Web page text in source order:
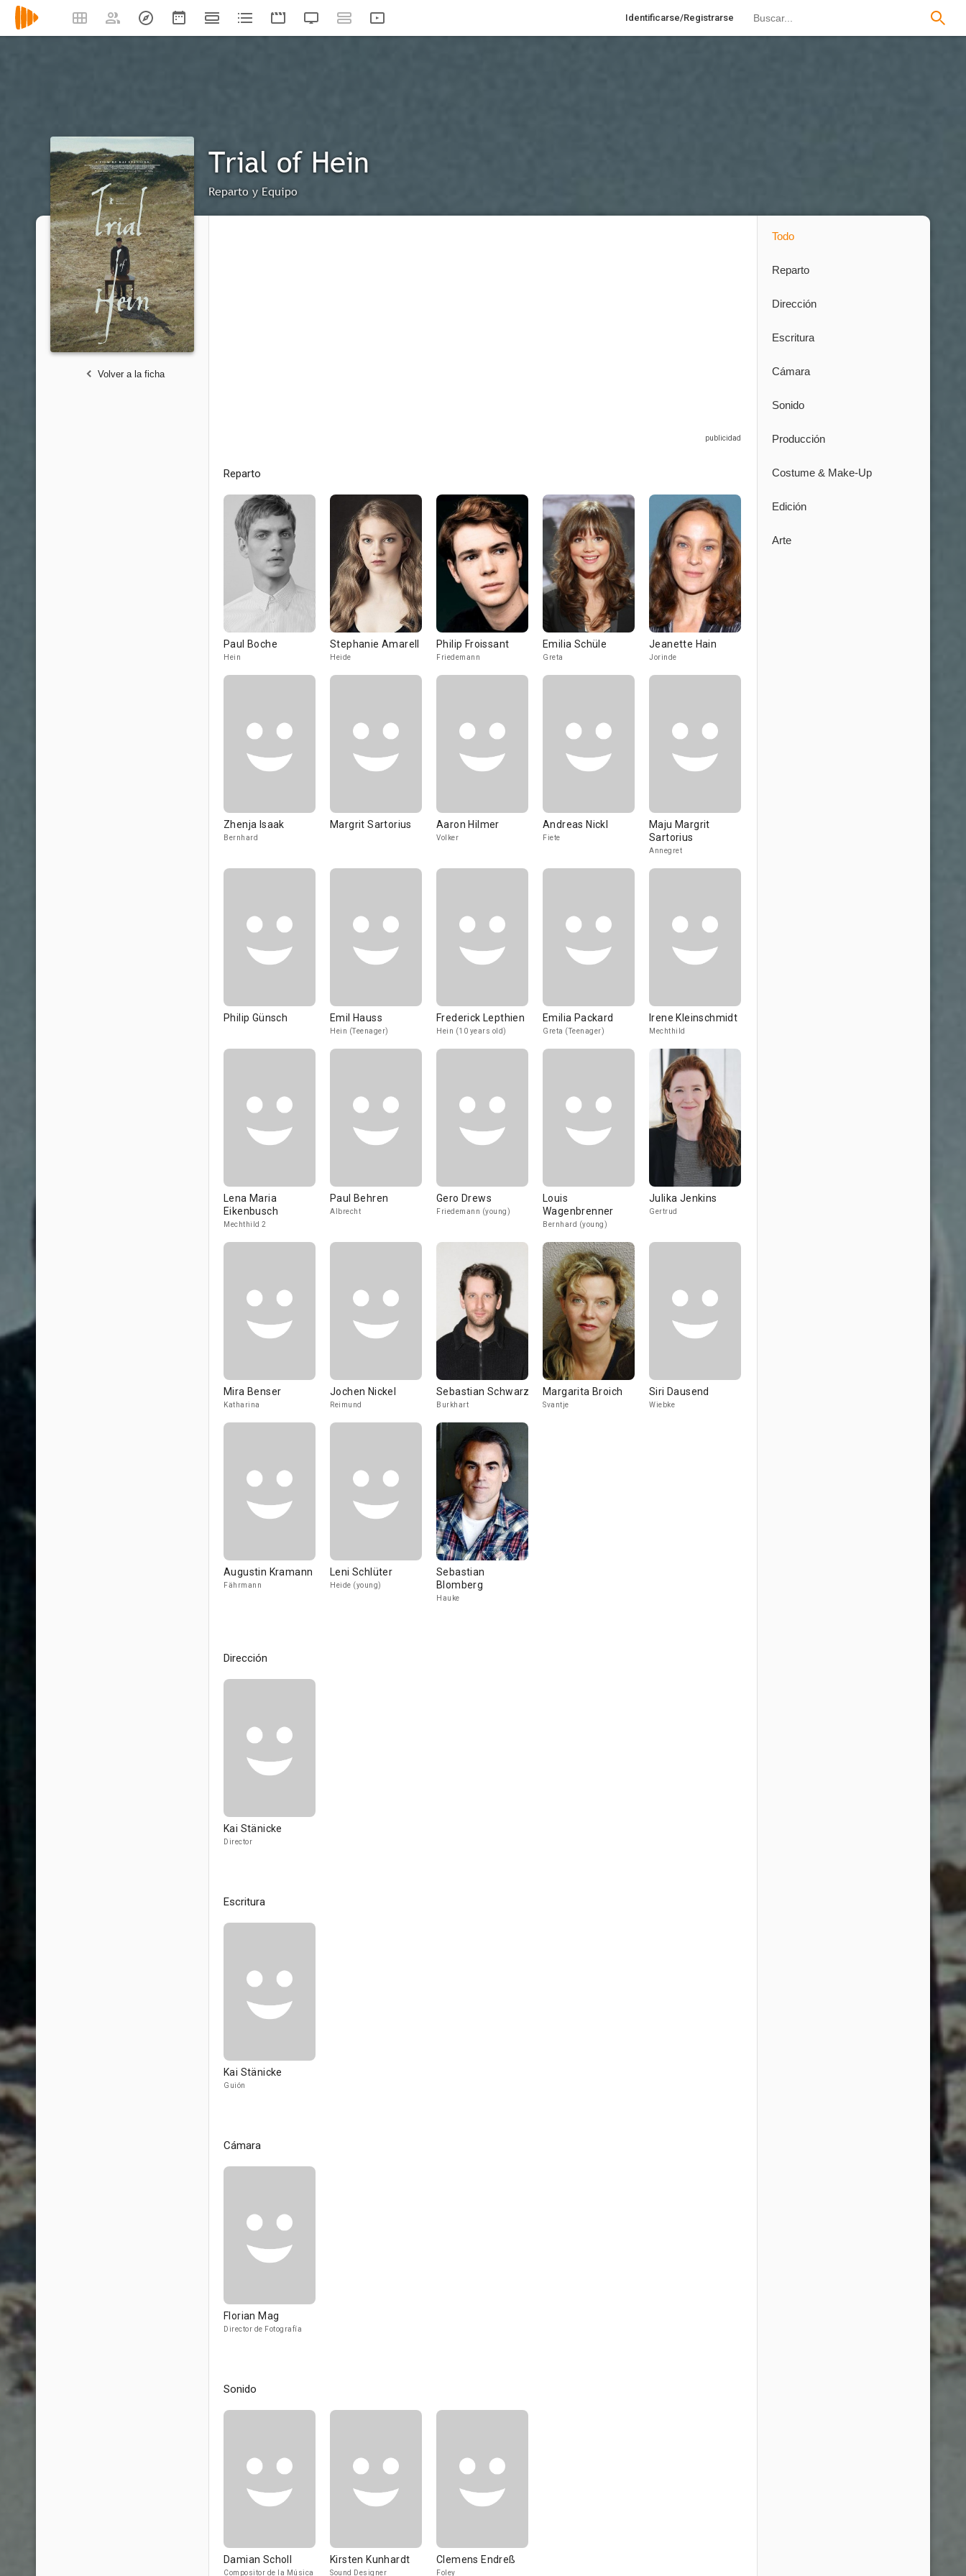
Identificarse/Registrarse
Trial of Hein
Reparto y Equipo
Volver a la ficha
Reparto
Paul Boche
Hein
Stephanie Amarell
Heide
Philip Froissant
Friedemann
Emilia Schüle
Greta
Jeanette Hain
Jorinde
Zhenja Isaak
Bernhard
Margrit Sartorius Aaron Hilmer
Volker
Andreas Nickl
Fiete
Maju Margrit
Sartorius
Annegret
Philip Günsch Emil Hauss
Hein (Teenager)
Frederick Lepthien
Hein (10 years old)
Emilia Packard
Greta (Teenager)
Irene Kleinschmidt
Mechthild
Lena Maria
Eikenbusch
Mechthild 2
Paul Behren
Albrecht
Gero Drews
Friedemann (young)
Louis
Wagenbrenner
Bernhard (young)
Julika Jenkins
Gertrud
Mira Benser
Katharina
Jochen Nickel
Reimund
Sebastian Schwarz
Burkhart
Margarita Broich
Svantje
Siri Dausend
Wiebke
Augustin Kramann
Fährmann
Leni Schlüter
Heide (young)
Sebastian
Blomberg
Hauke
Dirección
Kai Stänicke
Director
Escritura
Kai Stänicke
Guión
Cámara
Florian Mag
Director de Fotografía
Sonido
Damian Scholl
Compositor de la Música
Kirsten Kunhardt
Sound Designer
Clemens Endreß
Foley
Todo
Reparto
Dirección
Escritura
Cámara
Sonido
Producción
Costume & Make-Up
Edición
Arte